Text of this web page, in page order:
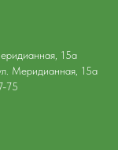
15а
Меридианная, 15а
75